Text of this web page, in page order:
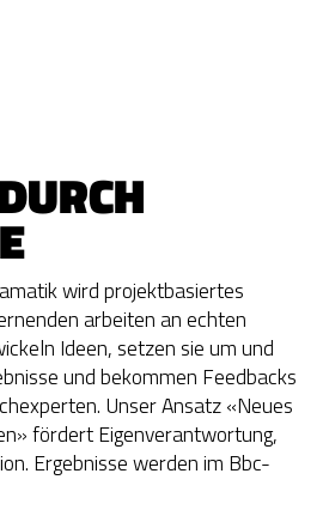
wird projektbasiertes
arbeiten an echten
Ideen, setzen sie um und
und bekommen Feedbacks
Unser Ansatz «Neues
fördert Eigenverantwortung,
Ergebnisse werden im Bbc-